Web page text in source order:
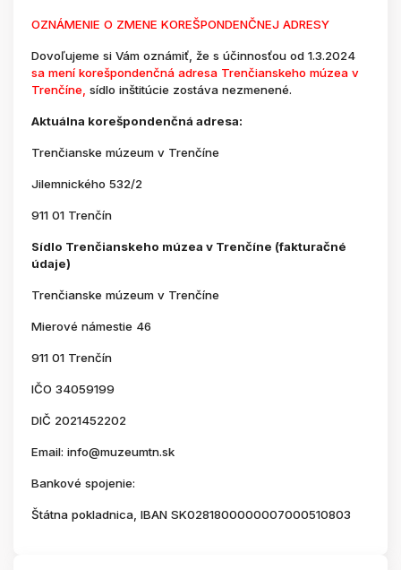
OZNÁMENIE O ZMENE KOREŠPONDENČNEJ ADRESY
Dovoľujeme si Vám oznámiť, že s účinnosťou od 1.3.2024
sa mení korešpondenčná adresa Trenčianskeho múzea v
Trenčíne, sídlo inštitúcie zostáva nezmenené.
Aktuálna korešpondenčná adresa:
Trenčianske múzeum v Trenčíne
Jilemnického 532/2
911 01 Trenčín
Sídlo Trenčianskeho múzea v Trenčíne (fakturačné
údaje)
Trenčianske múzeum v Trenčíne
Mierové námestie 46
911 01 Trenčín
IČO 34059199
DIČ 2021452202
Email: info@muzeumtn.sk
Bankové spojenie:
Štátna pokladnica, IBAN SK0281800000007000510803